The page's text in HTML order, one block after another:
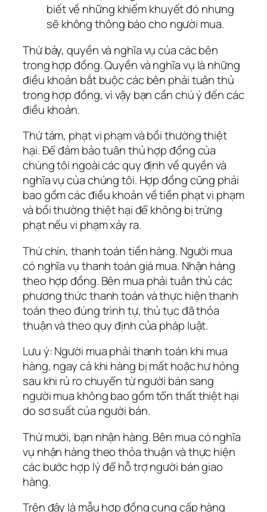
biết về những khiếm khuyết đó nhưng
sẽ không thông báo cho người mua.
Thứ bảy, quyền và nghĩa vụ của các bên
trong hợp đồng. Quyền và nghĩa vụ là những
điều khoản bắt buộc các bên phải tuân thủ
trong hợp đồng, vì vậy bạn cần chú ý đến các
điều khoản.
Thứ tám, phạt vi phạm và bồi thường thiệt
hại. Để đảm bảo tuân thủ hợp đồng của
chúng tôi ngoài các quy định về quyền và
nghĩa vụ của chúng tôi. Hợp đồng cũng phải
bao gồm các điều khoản về tiền phạt vi phạm
và bồi thường thiệt hại để không bị trừng
phạt nếu vi phạm xảy ra.
Thứ chín, thanh toán tiền hàng. Người mua
có nghĩa vụ thanh toán giá mua. Nhận hàng
theo hợp đồng. Bên mua phải tuân thủ các
phương thức thanh toán và thực hiện thanh
toán theo đúng trình tự, thủ tục đã thỏa
thuận và theo quy định của pháp luật.
Lưu ý: Người mua phải thanh toán khi mua
hàng, ngay cả khi hàng bị mất hoặc hư hỏng
sau khi rủ ro chuyển từ người bán sang
người mua không bao gồm tổn thất thiệt hại
do sơ suất của người bán.
Thứ mười, bạn nhận hàng. Bên mua có nghĩa
vụ nhận hàng theo thỏa thuận và thực hiện
các bước hợp lý để hỗ trợ người bán giao
hàng.
Trên đây là mẫu hợp đồng cung cấp hàng